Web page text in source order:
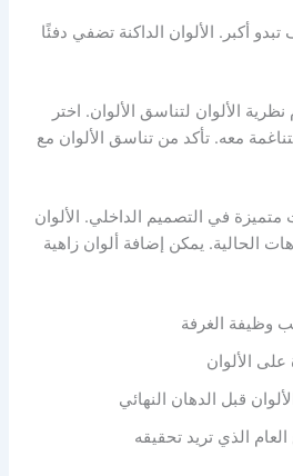
أكبر. الألوان الداكنة تضفي دفئًا
الألوان لتناسق الألوان. اختر
معه. تأكد من تناسق الألوان مع
في التصميم الداخلي. الألوان
الحالية. يمكن إضافة ألوان زاهية
وظيفة الغرفة
على الألوان
قبل الدهان النهائي
الذي تريد تحقيقه